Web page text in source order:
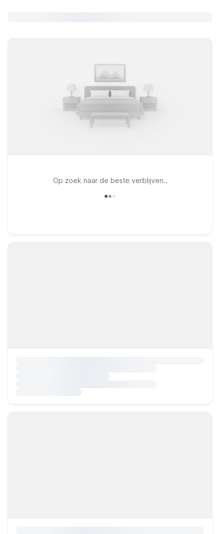
Op zoek naar de beste verblijven..